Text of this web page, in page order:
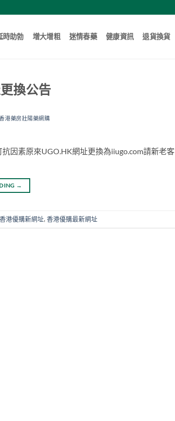
時助勃 增大增粗 迷情春藥 健康資訊 退貨換貨
換公告
港藥房壯陽藥網購
因素原來UGO.HK網址更換為iiugo.com請新老客
→
香港優購新網址, 香港優購最新網址